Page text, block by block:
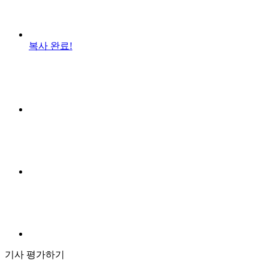
복사 완료!
기사 평가하기